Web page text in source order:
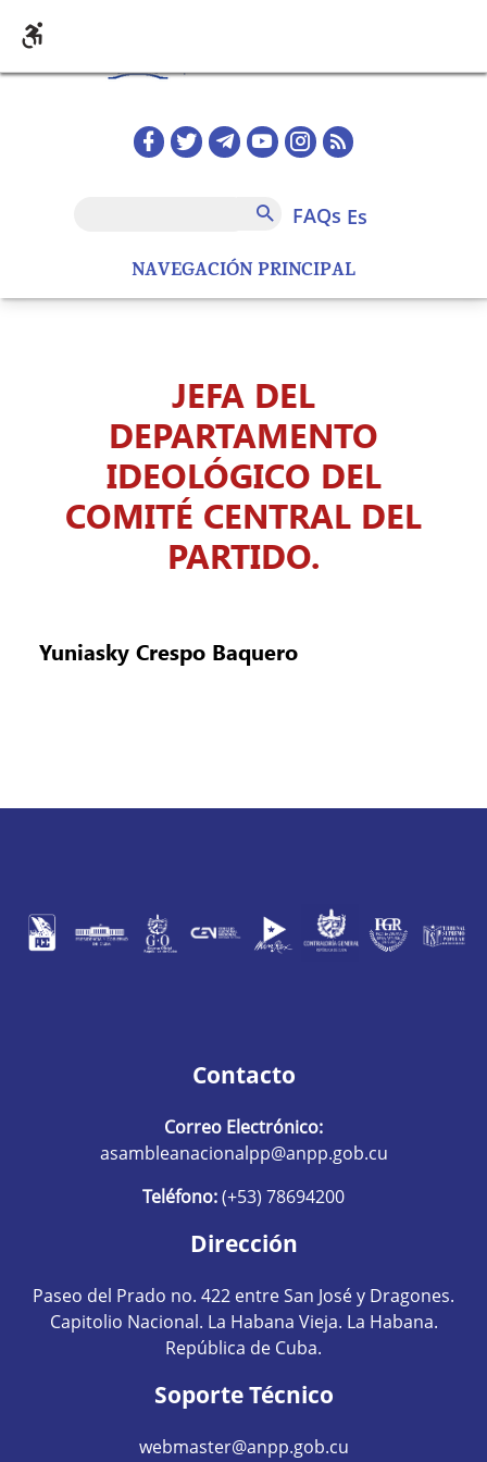
NAVEGACIÓN PRINCIPAL
Redes sociales home
FAQs
FAQs es
JEFA DEL
DEPARTAMENTO
IDEOLÓGICO DEL
COMITÉ CENTRAL DEL
PARTIDO.
Yuniasky Crespo Baquero
Contacto
Correo Electrónico:
asambleanacionalpp@anpp.gob.cu
Teléfono:(+53) 78694200
Dirección
Paseo del Prado no. 422 entre San José y Dragones.
Capitolio Nacional. La Habana Vieja. La Habana.
República de Cuba.
Soporte Técnico
webmaster@anpp.gob.cu